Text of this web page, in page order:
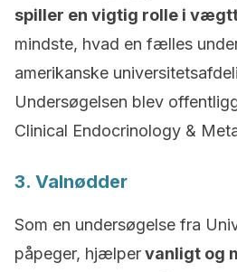
spiller en vigtig rolle i
mindste, hvad en fælles
amerikanske
Undersøgelsen blev
Clinical Endocrinology &
3. Valnødder
Som en undersøgelse fra
påpeger, hjælpervanligt og